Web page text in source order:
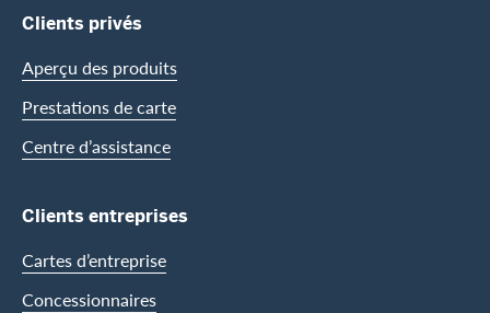
Clients privés
Aperçu des produits
Prestations de carte
Centre d’assistance
Clients entreprises
Cartes d’entreprise
Concessionnaires